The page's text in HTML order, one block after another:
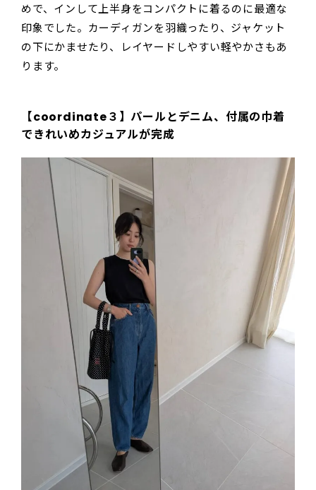
めで、インして上半身をコンパクトに着るのに最適な
印象でした。カーディガンを羽織ったり、ジャケット
の下にかませたり、レイヤードしやすい軽やかさもあ
ります。
【coordinate３】パールとデニム、 付属の巾着
できれいめカジュアルが完成